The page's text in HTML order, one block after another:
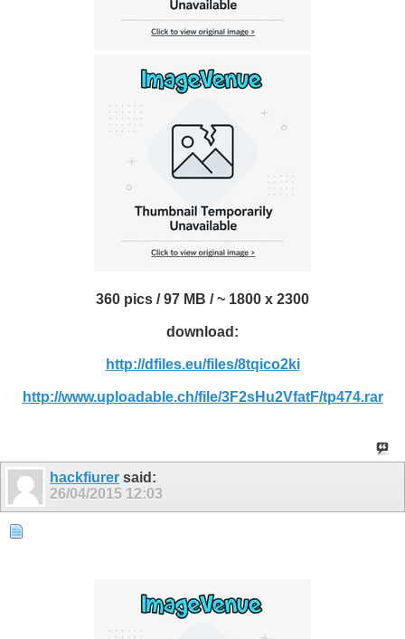
360 pics / 97 MB / ~ 1800 x 2300
download:
http://dfiles.eu/files/8tqico2ki
http://www.uploadable.ch/file/3F2sHu2VfatF/tp474.rar
hackfiurer said:
26/04/2015 12:03